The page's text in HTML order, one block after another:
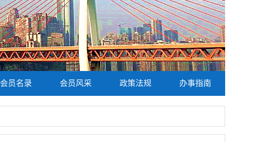
会员名录 会员风采 政策法规 办事指南